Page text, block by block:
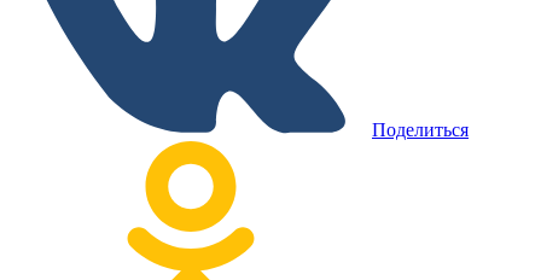
Поделиться